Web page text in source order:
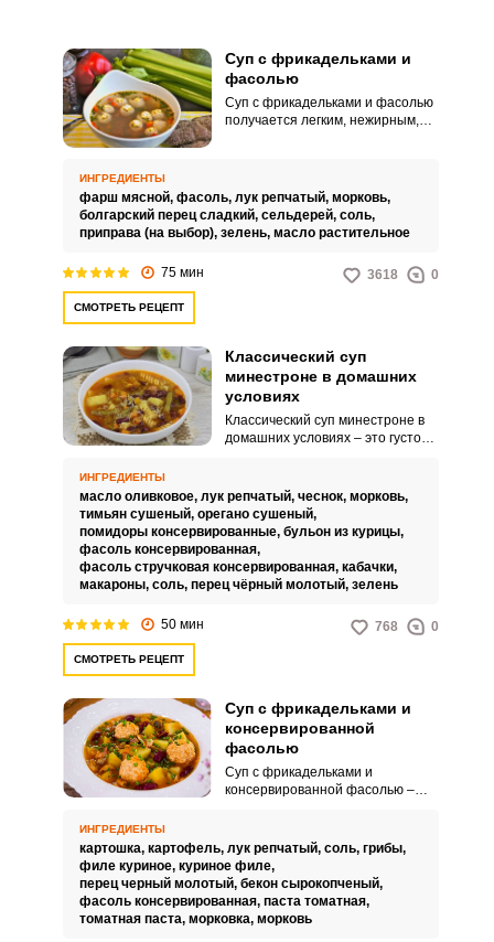
Суп с фрикадельками и
фасолью
Суп с фрикадельками и фасолью
получается легким, нежирным,
замачивается, но подходит и
консервированная, а
фрикадельки можно сделать из
любого фарша.
ИНГРЕДИЕНТЫ
фарш мясной, фасоль, лук репчатый, морковь,
болгарский перец сладкий, сельдерей, соль,
приправа (на выбор), зелень, масло растительное
75 мин 3618 0
СМОТРЕТЬ РЕЦЕПТ
Классический суп
минестроне в домашних
условиях
Классический суп минестроне в
домашних условиях – это густой
популярных блюд итальянской
кухни. Существует множество
вариантов минестроне, которые
могут отличаться друг от друга
используемыми овощами,
специями, а также наличием или
ИНГРЕДИЕНТЫ
масло оливковое, лук репчатый, чеснок, морковь,
тимьян сушеный, орегано сушеный,
помидоры консервированные, бульон из курицы,
фасоль консервированная,
фасоль стручковая консервированная, кабачки,
макароны, соль, перец чёрный молотый, зелень
50 мин 768 0
СМОТРЕТЬ РЕЦЕПТ
Суп с фрикадельками и
консервированной
фасолью
Суп с фрикадельками и
консервированной фасолью –
получается насыщенным и
наваристым благодаря грибам,
томатной пасте и бекону.
ИНГРЕДИЕНТЫ
картошка, картофель, лук репчатый, соль, грибы,
филе куриное, куриное филе,
перец черный молотый, бекон сырокопченый,
фасоль консервированная, паста томатная,
томатная паста, морковка, морковь